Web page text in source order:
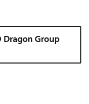
Dragon Group